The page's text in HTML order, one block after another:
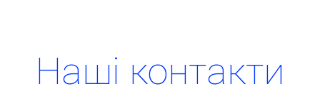
Наші контакти